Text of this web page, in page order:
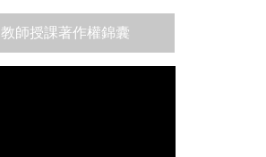
教師授課著作權錦囊